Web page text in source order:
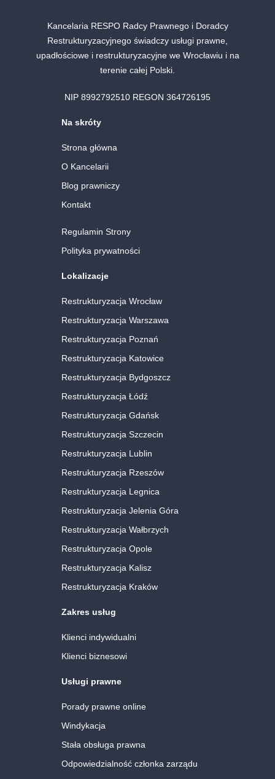
Kancelaria RESPO Radcy Prawnego i Doradcy
Restrukturyzacyjnego świadczy usługi prawne,
upadłościowe i restrukturyzacyjne we Wrocławiu i na
terenie całej Polski.
NIP 8992792510 REGON 364726195
Na skróty
Strona główna
O Kancelarii
Blog prawniczy
Kontakt
Regulamin Strony
Polityka prywatności
Lokalizacje
Restrukturyzacja Wrocław
Restrukturyzacja Warszawa
Restrukturyzacja Poznań
Restrukturyzacja Katowice
Restrukturyzacja Bydgoszcz
Restrukturyzacja Łódź
Restrukturyzacja Gdańsk
Restrukturyzacja Szczecin
Restrukturyzacja Lublin
Restrukturyzacja Rzeszów
Restrukturyzacja Legnica
Restrukturyzacja Jelenia Góra
Restrukturyzacja Wałbrzych
Restrukturyzacja Opole
Restrukturyzacja Kalisz
Restrukturyzacja Kraków
Zakres usług
Klienci indywidualni
Klienci biznesowi
Usługi prawne
Porady prawne online
Windykacja
Stała obsługa prawna
Odpowiedzialność członka zarządu